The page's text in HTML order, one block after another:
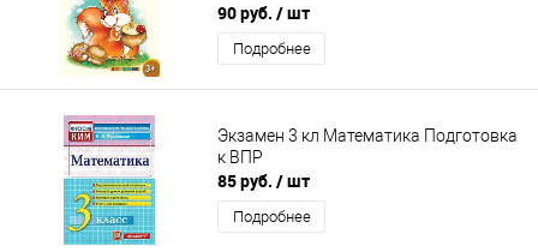
90 руб. / шт
Подробнее
Экзамен 3 кл Математика Подготовка
к ВПР
85 руб. / шт
Подробнее